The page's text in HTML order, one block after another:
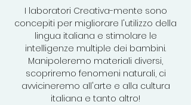
I laboratori Creativa-mente sono
concepiti per migliorare l'utilizzo della
lingua italiana e stimolare le
intelligenze multiple dei bambini.
Manipoleremo materiali diversi,
scopriremo fenomeni naturali, ci
avvicineremo all'arte e alla cultura
italiana e tanto altro!